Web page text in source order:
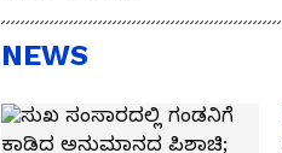
NEWS